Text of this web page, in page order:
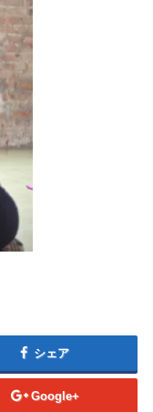
シェア
Google+